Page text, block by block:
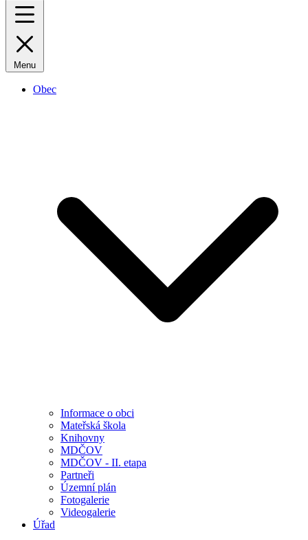
Menu
Obec
Informace o obci
Mateřská škola
Knihovny
MDČOV
MDČOV - II. etapa
Partneři
Územní plán
Fotogalerie
Videogalerie
Úřad